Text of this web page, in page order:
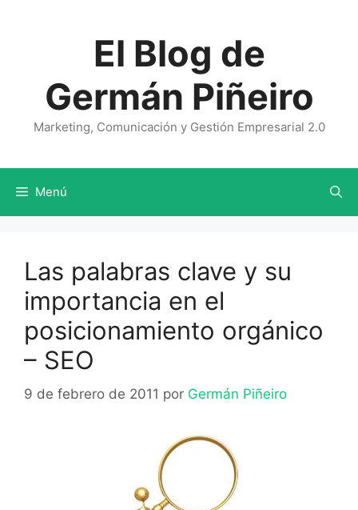
El Blog de
Germán Piñeiro
Marketing, Comunicación y Gestión Empresarial 2.0
Menú
Las palabras clave y su
importancia en el
posicionamiento orgánico
– SEO
9 de febrero de 2011 por Germán Piñeiro